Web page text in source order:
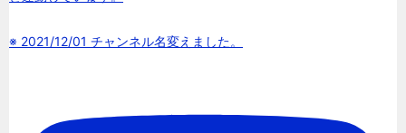
※ 2021/12/01 チャンネル名変えました。